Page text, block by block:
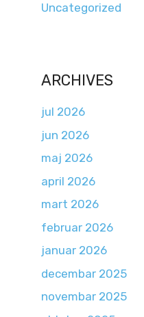
Uncategorized
ARCHIVES
jul 2026
jun 2026
maj 2026
april 2026
mart 2026
februar 2026
januar 2026
decembar 2025
novembar 2025